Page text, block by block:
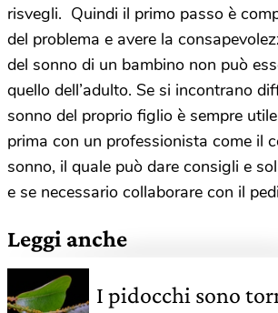
risvegli. Quindi il primo passo è
del problema e avere la
del sonno di un bambino non può
quello dell’adulto. Se si incontrano
sonno del proprio figlio è sempre
prima con un professionista come il
sonno, il quale può dare consigli e
e se necessario collaborare con il
Leggi anche
I pidocchi sono